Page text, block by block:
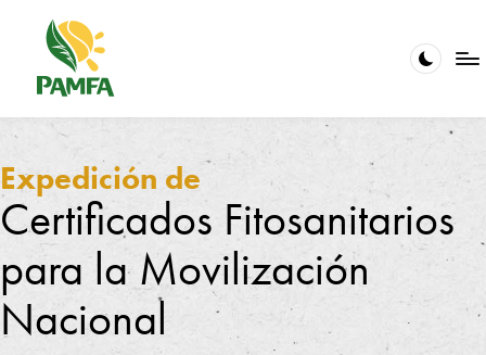
Saltar
contenido
V
ri
fi
c
ci
La
calidad
el
servicio
es
nuestra
pasión
Expedición de
Certificados Fitosanitarios
para la Movilización
Nacional